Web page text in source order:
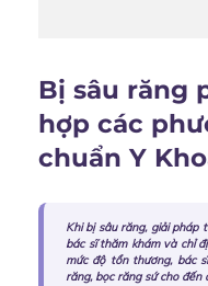
Bị sâu răng
hợp các
chuẩn Y
Khi bị sâu răng, giải pháp
bác sĩ thăm khám và chỉ
mức độ tổn thương, bác
răng, bọc răng sứ cho